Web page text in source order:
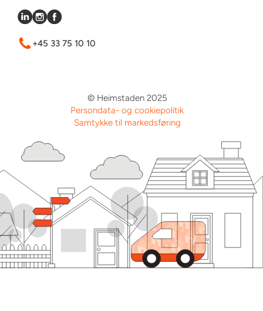
+45 33 75 10 10
© Heimstaden 2025
Persondata- og cookiepolitik
Samtykke til markedsføring